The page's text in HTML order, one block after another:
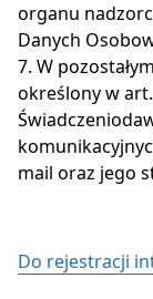
organu
Danych
7. W
określony w art.
mail oraz jego
Do rejestracji